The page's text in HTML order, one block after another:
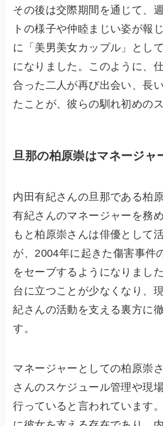
その後は交際期間を通じて、
トの様子や仲睦まじい姿が報
に「美男美女カップル」とし
になりました。このように、
合った二人が再び出会い、長
たことが、彼らの馴れ初めの
旦那の柏原崇はマネージャ
内田有紀さんの旦那である柏
有紀さんのマネージャーを務
もと柏原崇さんは俳優として
が、2004年に起きた傷害事件
をセーブするようになりまし
台に立つことが少なくなり、
紀さんの活動を支える裏方に
す。
マネージャーとしての柏原崇
さんのスケジュール管理や現
行っていると言われています